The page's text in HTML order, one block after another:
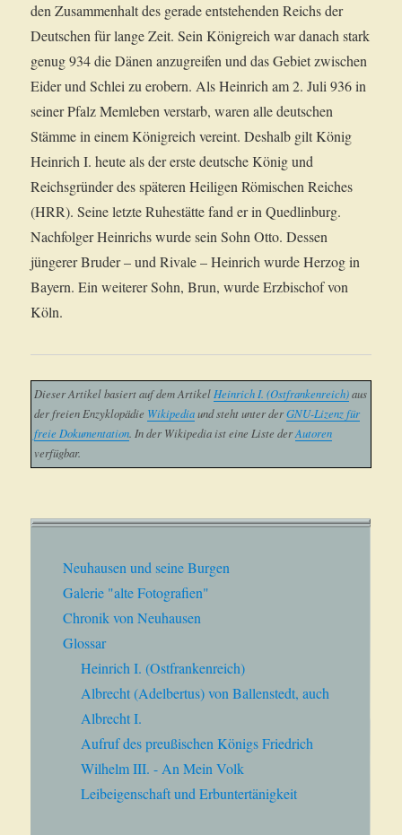
den Zusammenhalt des gerade entstehenden Reichs der
Deutschen für lange Zeit. Sein Königreich war danach stark
genug 934 die Dänen anzugreifen und das Gebiet zwischen
Eider und Schlei zu erobern. Als Heinrich am 2. Juli 936 in
seiner Pfalz Memleben verstarb, waren alle deutschen
Stämme in einem Königreich vereint. Deshalb gilt König
Heinrich I. heute als der erste deutsche König und
Reichsgründer des späteren Heiligen Römischen Reiches
(HRR). Seine letzte Ruhestätte fand er in Quedlinburg.
Nachfolger Heinrichs wurde sein Sohn Otto. Dessen
jüngerer Bruder – und Rivale – Heinrich wurde Herzog in
Bayern. Ein weiterer Sohn, Brun, wurde Erzbischof von
Köln.
Dieser Artikel basiert auf dem Artikel Heinrich I. (Ostfrankenreich)aus
der freien Enzyklopädie Wikipediaund steht unter derGNU-Lizenz für
freie Dokumentation . In der Wikipedia ist eine Liste derAutoren
verfügbar.
Neuhausen und seine Burgen
Galerie "alte Fotografien"
Chronik von Neuhausen
Glossar
Heinrich I. (Ostfrankenreich)
Albrecht (Adelbertus) von Ballenstedt, auch
Albrecht I.
Aufruf des preußischen Königs Friedrich
Wilhelm III. - An Mein Volk
Leibeigenschaft und Erbuntertänigkeit